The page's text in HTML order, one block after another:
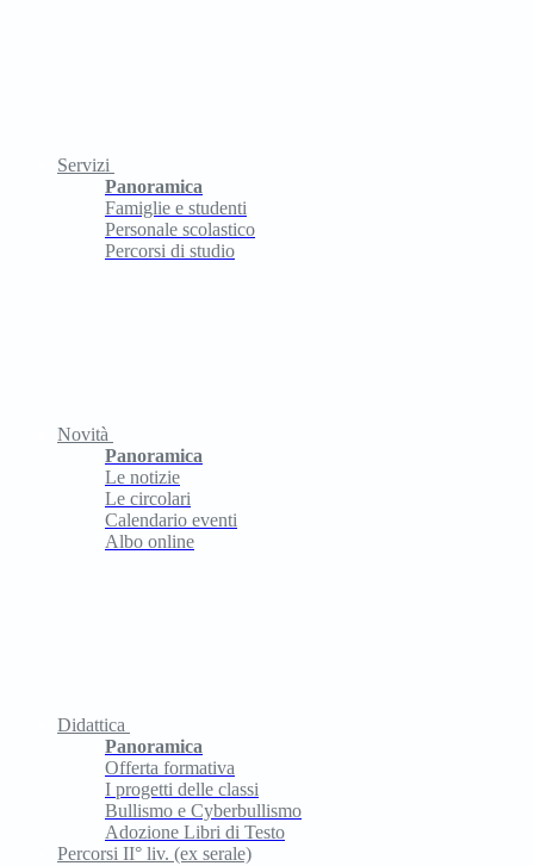
Servizi
Panoramica
Famiglie e studenti
Personale scolastico
Percorsi di studio
Novità
Panoramica
Le notizie
Le circolari
Calendario eventi
Albo online
Didattica
Panoramica
Offerta formativa
I progetti delle classi
Bullismo e Cyberbullismo
Adozione Libri di Testo
Percorsi II° liv. (ex serale)